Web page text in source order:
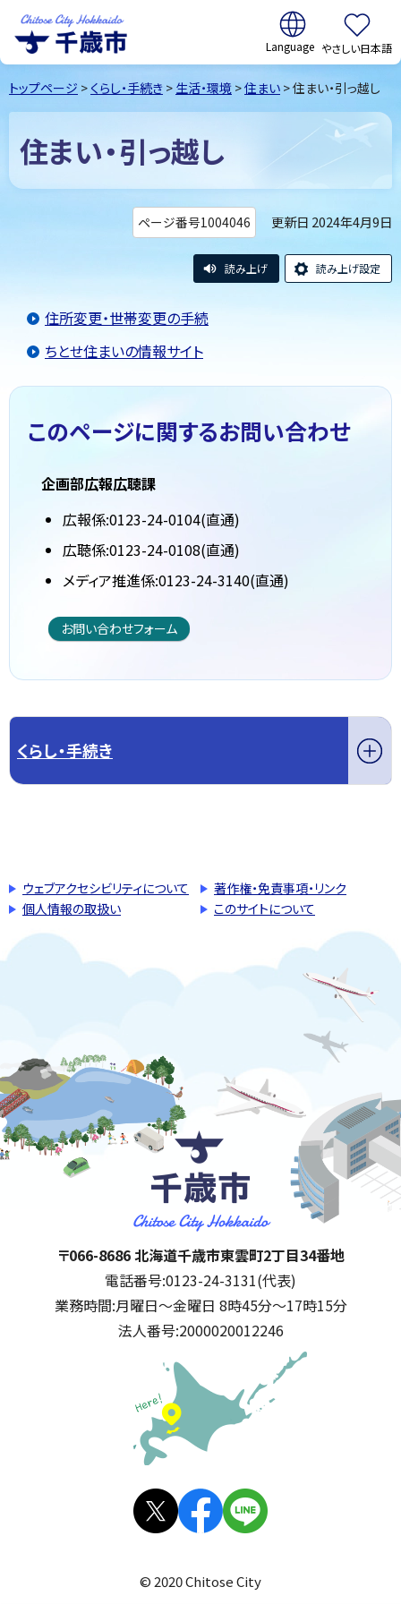
千歳市Chitose
City Hokkaido
翻訳:
やさしい日本語
トップページ > くらし・手続き > 生活・環境 >住まい > 住まい・引っ越し
住まい・引っ越し
ページ番号1004046 更新日 2024年4月9日
読み上げ 読み上げ設定
住所変更・世帯変更の手続
ちとせ住まいの情報サイト
このページに関するお問い合わせ
企画部広報広聴課
広報係:0123-24-0104(直通)
広聴係:0123-24-0108(直通)
メディア推進係:0123-24-3140(直通)
お問い合わせフォーム
くらし・手続き
ウェブアクセシビリティについて
著作権・免責事項・リンク
個人情報の取扱い
このサイトについて
千歳市
住所:
〒066-8686 北海道千歳市東雲町2丁目34番地
電話番号:0123-24-3131(代表)
業務時間:月曜日～金曜日 8時45分～17時15分
法人番号:2000020012246
公式SNS
© 2020 Chitose City